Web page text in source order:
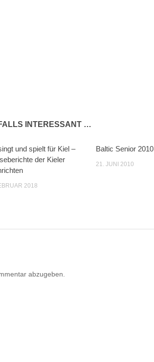
INTERESSANT …
und spielt für Kiel –
der Kieler
2018
Baltic Senior 2010
21. JUNI 2010
abzugeben.